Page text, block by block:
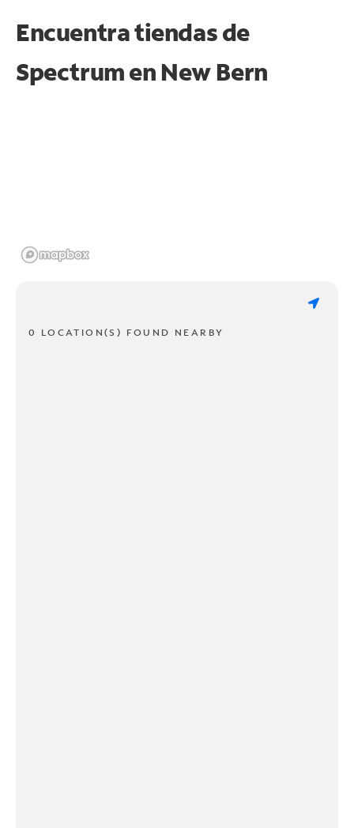
Encuentra tiendas de
Spectrum en New Bern
0 LOCATION(S) FOUND NEARBY